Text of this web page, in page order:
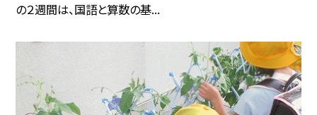
の２週間は、国語と算数の基...